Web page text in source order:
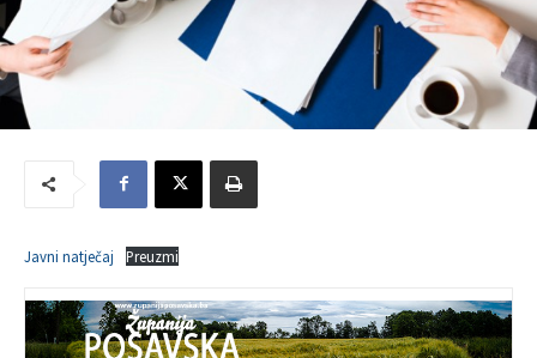
Javni natječaj Preuzmi